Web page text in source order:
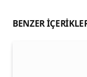
BENZER